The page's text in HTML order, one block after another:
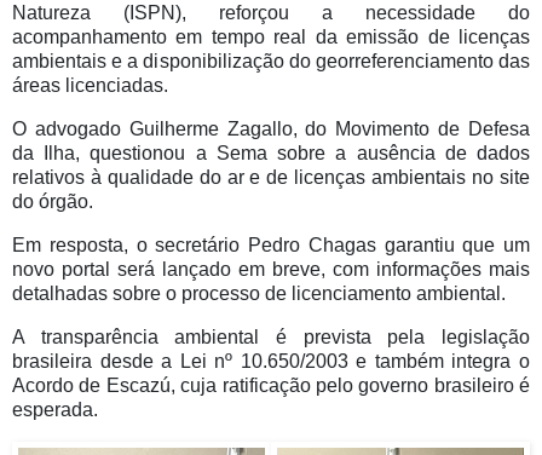
Natureza (ISPN), reforçou a necessidade do
acompanhamento em tempo real da emissão de licenças
ambientais e a disponibilização do georreferenciamento das
áreas licenciadas.
O advogado Guilherme Zagallo, do Movimento de Defesa
da Ilha, questionou a Sema sobre a ausência de dados
relativos à qualidade do ar e de licenças ambientais no site
do órgão.
Em resposta, o secretário Pedro Chagas garantiu que um
novo portal será lançado em breve, com informações mais
detalhadas sobre o processo de licenciamento ambiental.
A transparência ambiental é prevista pela legislação
brasileira desde a Lei nº 10.650/2003 e também integra o
Acordo de Escazú, cuja ratificação pelo governo brasileiro é
esperada.